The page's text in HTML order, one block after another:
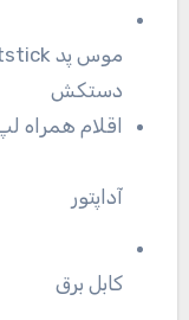
دستکش
اقلام همراه
آداپتور
کابل برق